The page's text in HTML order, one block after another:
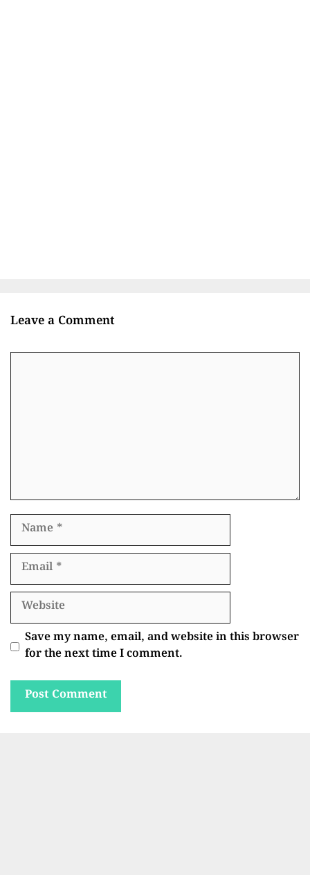
Leave a Comment
Name
Email
Website
Save my name, email, and website in this browser
for the next time I comment.